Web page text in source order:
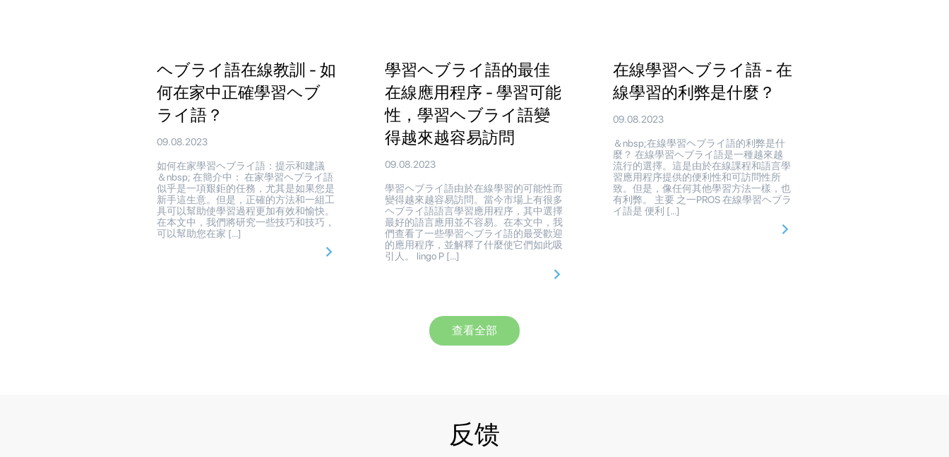
ヘブライ語在線教訓 - 如
何在家中正確學習ヘブ
ライ語？
09.08.2023
如何在家學習ヘブライ語：提示和建議
＆nbsp; 在簡介中： 在家學習ヘブライ語
似乎是一項艱鉅的任務，尤其是如果您是
新手這生意。但是，正確的方法和一組工
具可以幫助使學習過程更加有效和愉快。
在本文中，我們將研究一些技巧和技巧，
可以幫助您在家 […]
學習ヘブライ語的最佳
在線應用程序 - 學習可能
性，學習ヘブライ語變
得越來越容易訪問
09.08.2023
學習ヘブライ語由於在線學習的可能性而
變得越來越容易訪問。當今市場上有很多
ヘブライ語語言學習應用程序，其中選擇
最好的語言應用並不容易。在本文中，我
們查看了一些學習ヘブライ語的最受歡迎
的應用程序，並解釋了什麼使它們如此吸
引人。 lingo P […]
在線學習ヘブライ語 - 在
線學習的利弊是什麼？
09.08.2023
＆nbsp;在線學習ヘブライ語的利弊是什
麼？ 在線學習ヘブライ語是一種越來越
流行的選擇。這是由於在線課程和語言學
習應用程序提供的便利性和可訪問性所
致。但是，像任何其他學習方法一樣，也
有利弊。 主要 之一PROS 在線學習ヘブラ
イ語是 便利 […]
查看全部
反馈